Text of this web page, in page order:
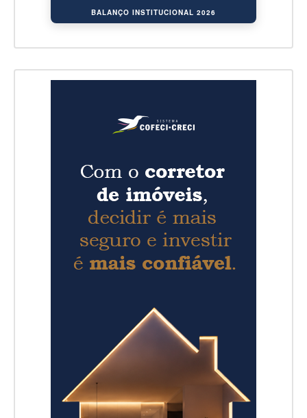
BALANÇO INSTITUCIONAL 2026